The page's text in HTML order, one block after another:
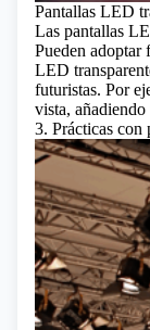
Pantallas LED
Las pantallas
Pueden adoptar
LED
futuristas. Por
vista, añadiendo
3. Prácticas con